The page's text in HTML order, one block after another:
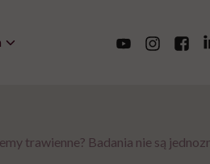
trawienne? Badania nie są